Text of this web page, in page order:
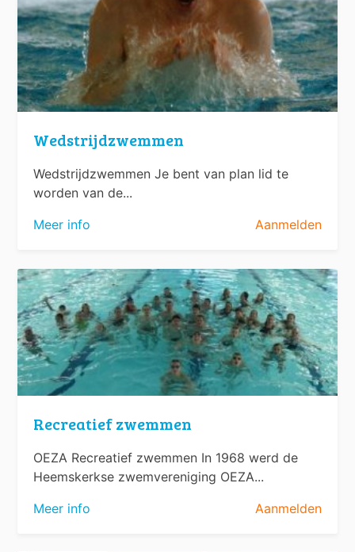
Wedstrijdzwemmen
Wedstrijdzwemmen Je bent van plan lid te
worden van de...
Meer info
Aanmelden
Recreatief zwemmen
OEZA Recreatief zwemmen In 1968 werd de
Heemskerkse zwemvereniging OEZA...
Meer info
Aanmelden